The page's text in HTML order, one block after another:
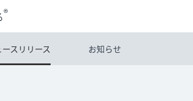
®
ースリリース お知らせ